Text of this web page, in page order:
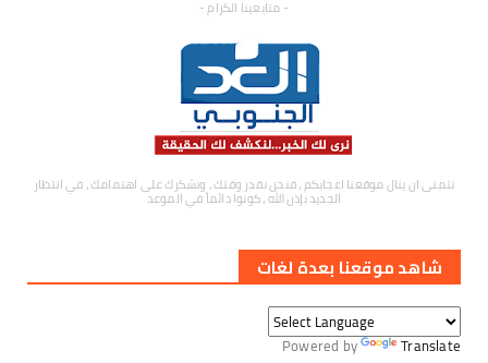
- متابعينا الكرام -
نتمنى ان ينال موقعنا اعجابكم ، فنحن نقدر وقتك ، ونشكرك على اهتمامك ، في انتظار
الجديد بإذن الله ، كونوا دائماً في الموعد
شاهد موقعنا بعدة لغات
Powered by Translate